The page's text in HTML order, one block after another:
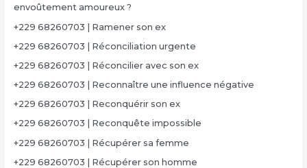
envoûtement amoureux ?
+229 68260703 | Ramener son ex
+229 68260703 | Réconciliation urgente
+229 68260703 | Réconcilier avec son ex
+229 68260703 | Reconnaître une influence négative
+229 68260703 | Reconquérir son ex
+229 68260703 | Reconquête impossible
+229 68260703 | Récupérer sa femme
+229 68260703 | Récupérer son homme